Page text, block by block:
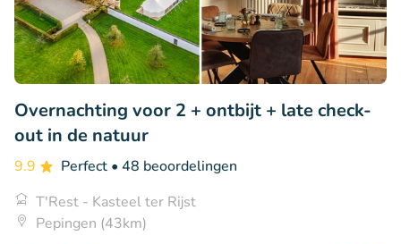
Overnachting voor 2 + ontbijt + late check-
out in de natuur
9.9 Perfect • 48 beoordelingen
T'Rest - Kasteel ter Rijst
Pepingen (43km)